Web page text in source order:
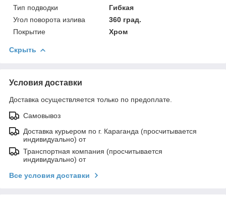
Тип подводки
Гибкая
Угол поворота излива
360 град.
Покрытие
Хром
Скрыть
Условия доставки
Доставка осуществляется только по предоплате.
Самовывоз
Доставка курьером по г. Караганда (просчитывается
индивидуально) от
Транспортная компания (просчитывается
индивидуально) от
Все условия доставки